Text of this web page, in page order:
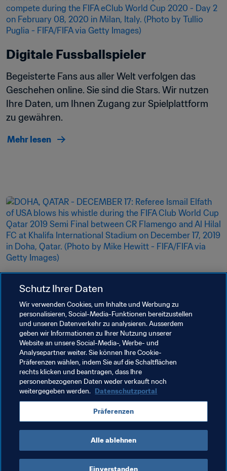
Digitale Fussballspieler
Begeisterte Fans aus aller Welt verfolgen das
Geschehen online. Sie sind die Stars. Wir nutzen
Ihre Daten, um Ihnen Zugang zur Spielplattform
zu gewähren.
Mehr lesen
Informanten
Fairness ist im Fussball oberstes Gebot.
Verstösse auf und neben dem Platz müssen
angezeigt werden.
Mehr lesen
Zuletzt aktualisiert: Mittwoch, 19. Oktober 2022 um
12:29
Schutz Ihrer Daten
Wir verwenden Cookies, um Inhalte und Werbung zu
personalisieren, Social-Media-Funktionen bereitzustellen
und unseren Datenverkehr zu analysieren. Ausserdem
geben wir Informationen zu Ihrer Nutzung unserer
Website an unsere Social-Media-, Werbe- und
Analysepartner weiter. Sie können Ihre Cookie-
Präferenzen wählen, indem Sie auf die Schaltflächen
rechts klicken und beantragen, dass Ihre
personenbezogenen Daten weder verkauft noch
weitergegeben werden. Datenschutzportal
Präferenzen
Alle ablehnen
Einverstanden